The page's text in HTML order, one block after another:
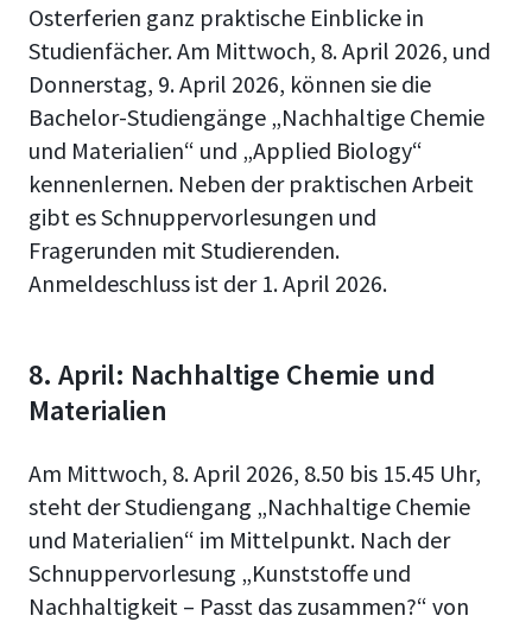
Osterferien ganz praktische Einblicke in
Studienfächer. Am Mittwoch, 8. April 2026, und
Donnerstag, 9. April 2026, können sie die
Bachelor-Studiengänge „Nachhaltige Chemie
und Materialien“ und „Applied Biology“
kennenlernen. Neben der praktischen Arbeit
gibt es Schnuppervorlesungen und
Fragerunden mit Studierenden.
Anmeldeschluss ist der 1. April 2026.
8. April: Nachhaltige Chemie und
Materialien
Am Mittwoch, 8. April 2026, 8.50 bis 15.45 Uhr,
steht der Studiengang „Nachhaltige Chemie
und Materialien“ im Mittelpunkt. Nach der
Schnuppervorlesung „Kunststoffe und
Nachhaltigkeit – Passt das zusammen?“ von